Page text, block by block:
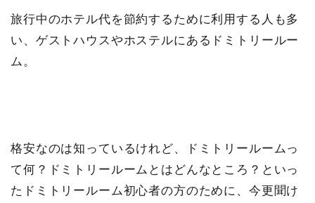
旅行中のホテル代を節約するために利用する人も多
い、ゲストハウスやホステルにあるドミトリールー
ム。
格安なのは知っているけれど、ドミトリールームっ
て何？ドミトリールームとはどんなところ？といっ
たドミトリールーム初心者の方のために、今更聞け